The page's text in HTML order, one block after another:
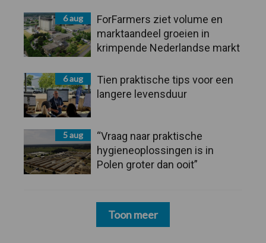
6 aug
ForFarmers ziet volume en
marktaandeel groeien in
krimpende Nederlandse markt
6 aug
Tien praktische tips voor een
langere levensduur
5 aug
“Vraag naar praktische
hygieneoplossingen is in
Polen groter dan ooit”
Toon meer